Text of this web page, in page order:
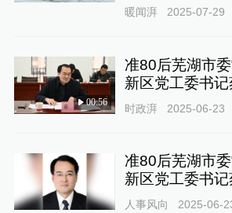
暖闻湃 2025-07-29
00:56
准80后芜湖市
新区党工委书
时政湃 2025-06-23
准80后芜湖市
新区党工委书
人事风向 2025-06-